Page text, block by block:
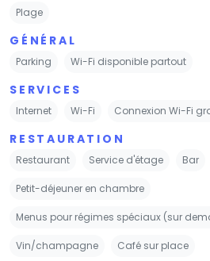
Plage
GÉNÉRAL
Parking Wi-Fi disponible partout
SERVICES
Internet Wi-Fi Connexion Wi-Fi
RESTAURATION
Restaurant Service d'étage Bar
Petit-déjeuner en chambre
Menus pour régimes spéciaux (sur
Vin/champagne Café sur place